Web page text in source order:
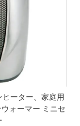
ーター、家庭用
ォーマー ミニセ